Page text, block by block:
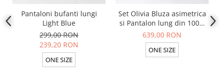
Pantaloni bufanti lungi
Light Blue
299,00 RON
239,20 RON
ONE SIZE
Set Olivia Bluza asimetrica
si Pantalon lung din 100%
in Light Olive
639,00 RON
ONE SIZE